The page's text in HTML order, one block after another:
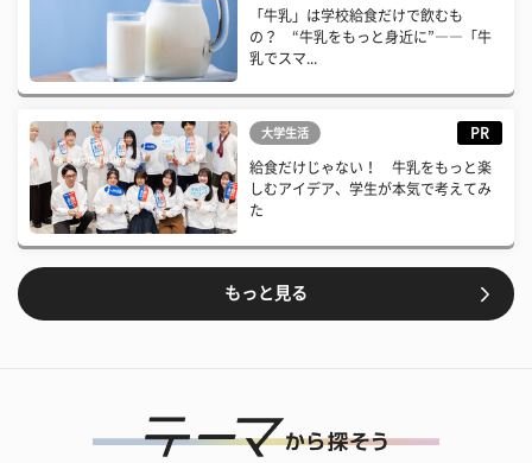
「牛乳」は学校給食だけで飲むも
の？ “牛乳をもっと身近に”――「牛
乳でスマ...
大学生活 PR
給食だけじゃない！ 牛乳をもっと楽
しむアイデア、学生が本気で考えてみ
た
もっと見る